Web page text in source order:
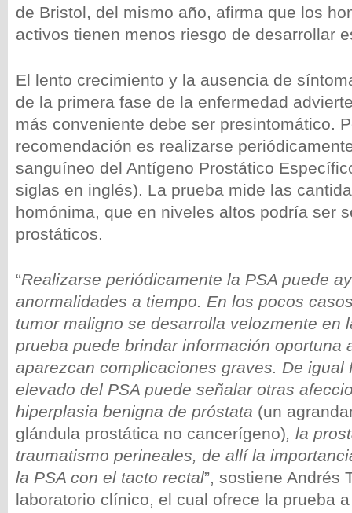
de Bristol, del mismo año, afirma que los
activos tienen menos riesgo de desarrollar
El lento crecimiento y la ausencia de
de la primera fase de la enfermedad
más conveniente debe ser presintomático.
recomendación es realizarse
sanguíneo del Antígeno Prostático
siglas en inglés). La prueba mide las
homónima, que en niveles altos podría ser
prostáticos.
“Realizarse periódicamente la PSA puede
anormalidades a tiempo. En los pocos
tumor maligno se desarrolla velozmente en
prueba puede brindar información oportuna
aparezcan complicaciones graves. De igual
elevado del PSA puede señalar otras
hiperplasia benigna de próstata (un
glándula prostática no cancerígeno), la
traumatismo perineales, de allí la
la PSA con el tacto rectal”, sostiene Andrés
laboratorio clínico, el cual ofrece la prueba